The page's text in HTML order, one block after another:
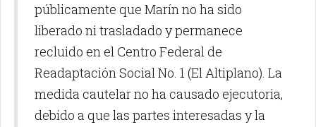
públicamente que Marín no ha sido
liberado ni trasladado y permanece
recluido en el Centro Federal de
Readaptación Social No. 1 (El Altiplano). La
medida cautelar no ha causado ejecutoria,
debido a que las partes interesadas y la